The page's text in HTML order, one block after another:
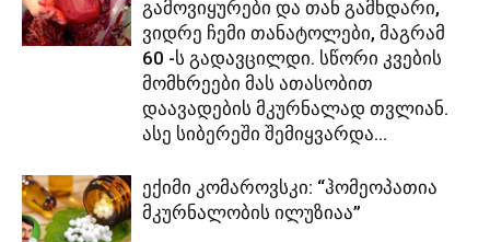
გამოვიყურები და თან გამხდარი,
ვიდრე ჩემი თანატოლები, მაგრამ
60 -ს გადავცილდი. სწორი კვების
მომხრეები მას ათასობით
დაავადების მკურნალად თვლიან.
ასე სიბერეში შემიყვარდა...
ექიმი კომაროვსკი: “ჰომეოპათია
მკურნალობის ილუზიაა”